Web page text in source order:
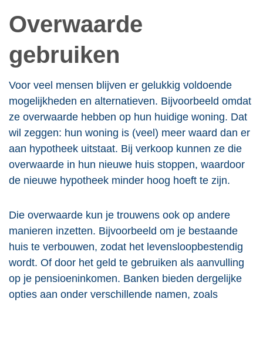
Overwaarde
gebruiken
Voor veel mensen blijven er gelukkig voldoende
mogelijkheden en alternatieven. Bijvoorbeeld omdat
ze overwaarde hebben op hun huidige woning. Dat
wil zeggen: hun woning is (veel) meer waard dan er
aan hypotheek uitstaat. Bij verkoop kunnen ze die
overwaarde in hun nieuwe huis stoppen, waardoor
de nieuwe hypotheek minder hoog hoeft te zijn.
Die overwaarde kun je trouwens ook op andere
manieren inzetten. Bijvoorbeeld om je bestaande
huis te verbouwen, zodat het levensloopbestendig
wordt. Of door het geld te gebruiken als aanvulling
op je pensioeninkomen. Banken bieden dergelijke
opties aan onder verschillende namen, zoals